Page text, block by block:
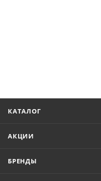
КАТАЛОГ
АКЦИИ
БРЕНДЫ